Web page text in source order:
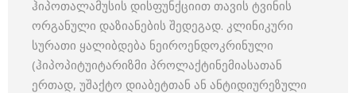
ჰიპოთალამუსის დისფუნქციით თავის ტვინის
ორგანული დაზიანების შედეგად. კლინიკური
სურათი ყალიბდება ნეიროენდოკრინული
(ჰიპოპიტუიტარიზმი პროლაქტინემიასათან
ერთად, უშაქტო დიაბეტთან ან ანტიდიურეზული